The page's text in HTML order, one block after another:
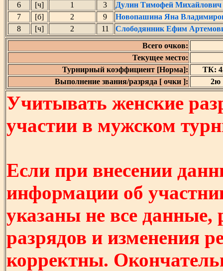
6
[ч] 1 3
Дулин Тимофей Михайлович
7
[б] 2 9
Новопашина Яна
8
[ч] 2 11
Слободянник Ефим
Всего очков:
Текущее место:
Турнирный коэффициент [Норма]:
ТК:
Выполнение звания/разряда [ очки ]:
2ю
Учитывать женские
участии в мужском
Если при внесении
информации об
указаны не все
разрядов и изменения
корректны.